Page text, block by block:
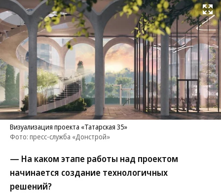
Развернуть
Визуализация проекта «Татарская 35»
Фото: пресс-служба «Донстрой»
— На каком этапе работы над проектом
начинается создание технологичных
решений?